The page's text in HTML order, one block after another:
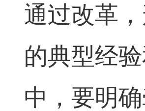
通过改革
的典型经
中，要明